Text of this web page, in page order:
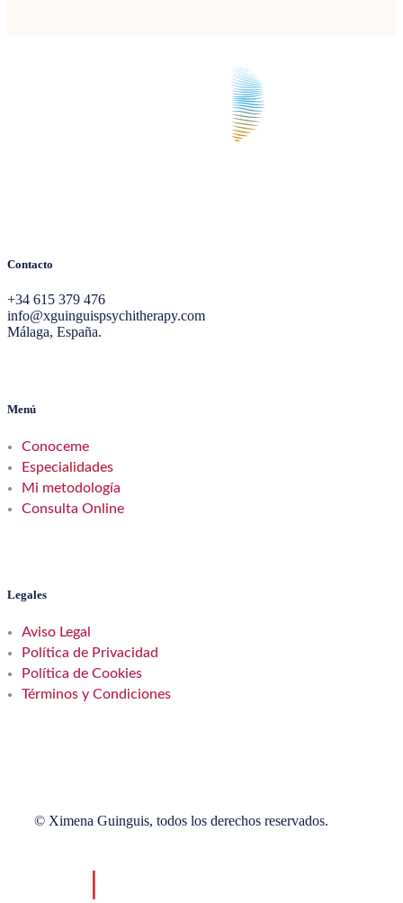
Contacto
+34 615 379 476
info@xguinguispsychitherapy.com
Málaga, España.
Menú
Conoceme
Especialidades
Mi metodología
Consulta Online
Legales
Aviso Legal
Política de Privacidad
Política de Cookies
Términos y Condiciones
© Ximena Guinguis, todos los derechos reservados.